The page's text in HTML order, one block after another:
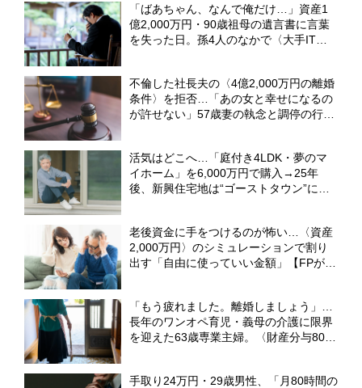
「ばあちゃん、なんで俺だけ…」資産1
億2,000万円・90歳祖母の遺言書に言葉
を失った日。孫4人のなかで〈大手IT勤
不倫した社長夫の〈4億2,000万円の離婚
条件〉を拒否…「あの女と幸せになるの
が許せない」57歳妻の執念と調停の行方
活気はどこへ…「庭付き4LDK・夢のマ
イホーム」を6,000万円で購入→25年
後、新興住宅地は“ゴーストタウン”に。
老後資金に手をつけるのが怖い…〈資産
2,000万円〉のシミュレーションで割り
出す「自由に使っていい金額」【FPが解
「もう疲れました。離婚しましょう」…
長年のワンオペ育児・義母の介護に限界
を迎えた63歳専業主婦。〈財産分与800
手取り24万円・29歳男性、「月80時間の